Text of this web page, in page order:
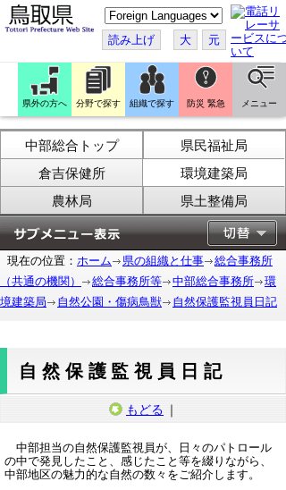
こ
の
ペ
ー
ジ
翻
訳
す
る
読み上げ 大 元
県外の方へ 分野で探す 組織で探す 防災 緊急 メニュー
中部総合トップ
県民福祉局
倉吉保健所
環境建築局
農林局
県土整備局
現在の位置： ホーム 県の組織と仕事
総合事務所
（共通の機関）
総合事務所等 中部総合事務所
環
境建築局
自然公園・傷病鳥獣 自然保護監視員日記
自然保護監視員日記
もどる ｜
中部担当の自然保護監視員が、日々のパトロール
の中で発見したこと、感じたこと等を綴りながら、
中部地区の魅力的な自然の数々をご紹介します。